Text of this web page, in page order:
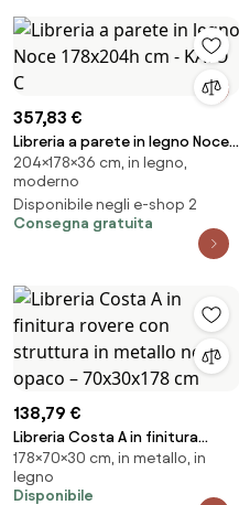
357,83 €
Libreria a parete in legno Noce
178x204h cm - KATO C
204×178×36 cm, in legno,
moderno
Disponibile negli e-shop 2
Consegna gratuita
138,79 €
Libreria Costa A in finitura
rovere con struttura in metallo
nero opaco – 70x30x178 cm
178×70×30 cm, in metallo, in
legno
Disponibile